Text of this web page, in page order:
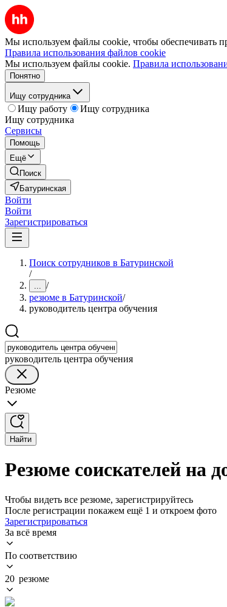
Мы используем файлы cookie, чтобы обеспечивать
Правила использования файлов cookie
Мы используем файлы cookie. Правила
Понятно
Ищу сотрудника
Ищу работу
Ищу сотрудника
Ищу сотрудника
Сервисы
Помощь
Ещё
Поиск
Батуринская
Войти
Войти
Зарегистрироваться
Поиск сотрудников в Батуринской
/
... /
резюме в Батуринской/
руководитель центра обучения
руководитель центра обучения
Резюме
Найти
Резюме соискателей на
Чтобы видеть все резюме, зарегистрируйтесь
После регистрации покажем ещё 1 и откроем фото
Зарегистрироваться
За всё время
По соответствию
20 резюме